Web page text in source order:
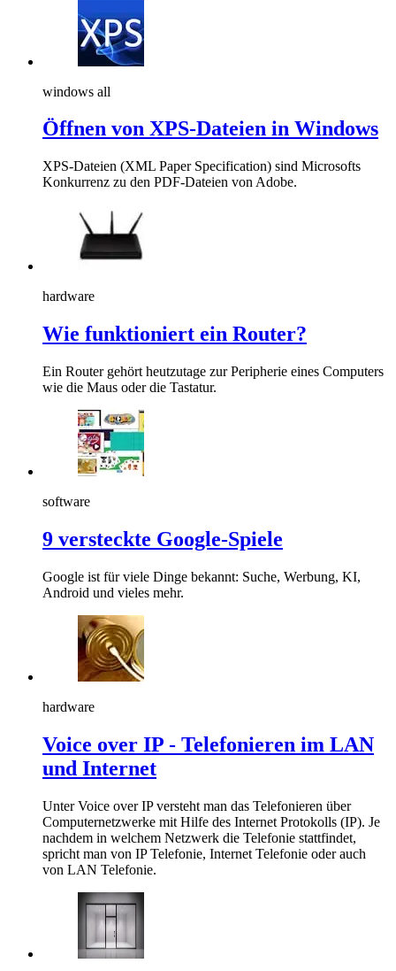
windows all
Öffnen von XPS-Dateien in Windows
XPS-Dateien (XML Paper Specification) sind Microsofts
Konkurrenz zu den PDF-Dateien von Adobe.
hardware
Wie funktioniert ein Router?
Ein Router gehört heutzutage zur Peripherie eines Computers
wie die Maus oder die Tastatur.
software
9 versteckte Google-Spiele
Google ist für viele Dinge bekannt: Suche, Werbung, KI,
Android und vieles mehr.
hardware
Voice over IP - Telefonieren im LAN
und Internet
Unter Voice over IP versteht man das Telefonieren über
Computernetzwerke mit Hilfe des Internet Protokolls (IP). Je
nachdem in welchem Netzwerk die Telefonie stattfindet,
spricht man von IP Telefonie, Internet Telefonie oder auch
von LAN Telefonie.